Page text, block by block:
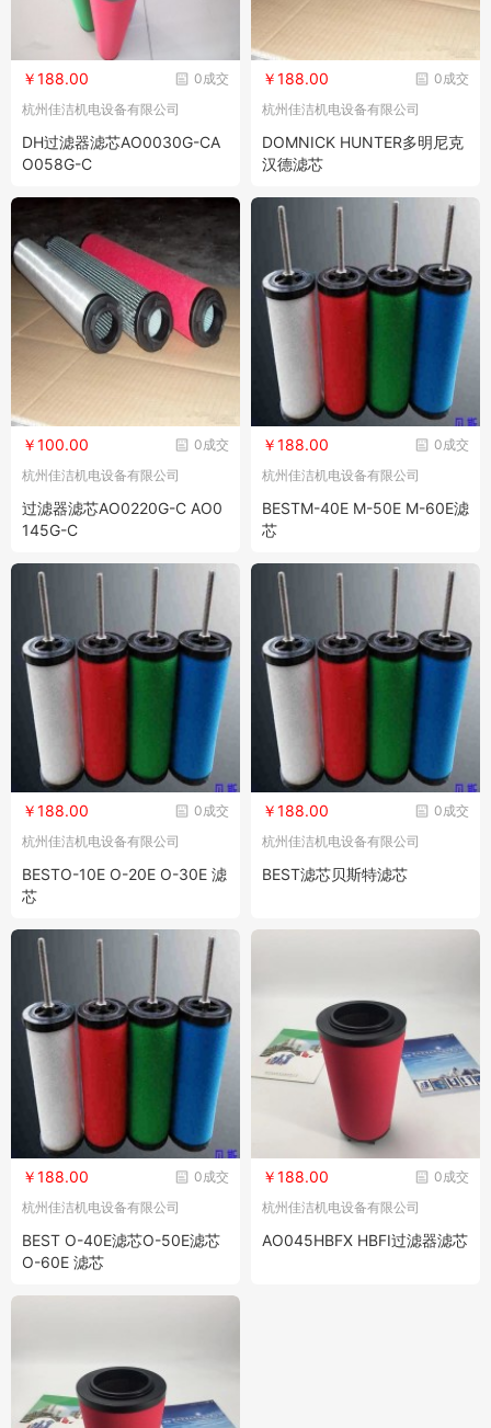
0成交
￥188.00
杭州佳洁机电设备有限公司
DH过滤器滤芯AO0030G-CA
O058G-C
0成交
￥188.00
杭州佳洁机电设备有限公司
DOMNICK HUNTER多明尼克
汉德滤芯
0成交
￥100.00
杭州佳洁机电设备有限公司
过滤器滤芯AO0220G-C AO0
145G-C
0成交
￥188.00
杭州佳洁机电设备有限公司
BESTM-40E M-50E M-60E滤
芯
0成交
￥188.00
杭州佳洁机电设备有限公司
BESTO-10E O-20E O-30E 滤
芯
0成交
￥188.00
杭州佳洁机电设备有限公司
BEST滤芯贝斯特滤芯
0成交
￥188.00
杭州佳洁机电设备有限公司
BEST O-40E滤芯O-50E滤芯
O-60E 滤芯
0成交
￥188.00
杭州佳洁机电设备有限公司
AO045HBFX HBFI过滤器滤芯